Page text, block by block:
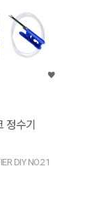
정수기
DIY NO.21